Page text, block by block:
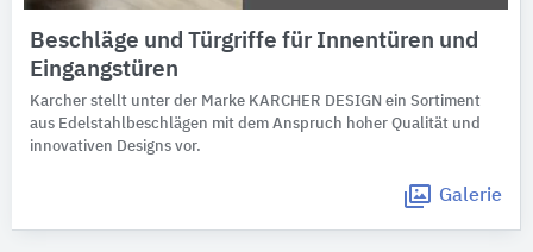
Beschläge und Türgriffe für Innentüren und
Eingangstüren
Karcher stellt unter der Marke KARCHER DESIGN ein Sortiment
aus Edelstahlbeschlägen mit dem Anspruch hoher Qualität und
innovativen Designs vor.
Galerie